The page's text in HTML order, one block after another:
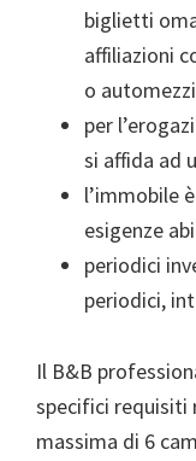
biglietti
affiliazioni
o
per
si affida ad
l’immobile
esigenze
periodici
periodici,
Il B&B
specifici requisiti
massima di 6